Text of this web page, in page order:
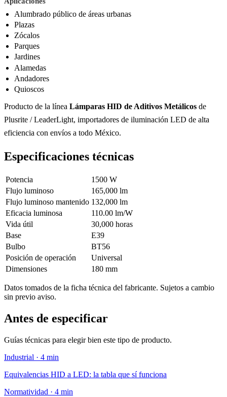
Alumbrado público de áreas urbanas
Plazas
Zócalos
Parques
Jardines
Alamedas
Andadores
Quioscos
Producto de la línea Lámparas HID de Aditivos Metálicos de
Plusrite / LeaderLight, importadores de iluminación LED de alta
eficiencia con envíos a todo México.
Especificaciones técnicas
Potencia
1500 W
Flujo luminoso
165,000 lm
Flujo luminoso mantenido 132,000 lm
Eficacia luminosa
110.00 lm/W
Vida útil
30,000 horas
Base
E39
Bulbo
BT56
Posición de operación
Universal
Dimensiones
180 mm
Datos tomados de la ficha técnica del fabricante. Sujetos a cambio
sin previo aviso.
Antes de especificar
Guías técnicas para elegir bien este tipo de producto.
Industrial · 4 min
Equivalencias HID a LED: la tabla que sí funciona
Normatividad · 4 min